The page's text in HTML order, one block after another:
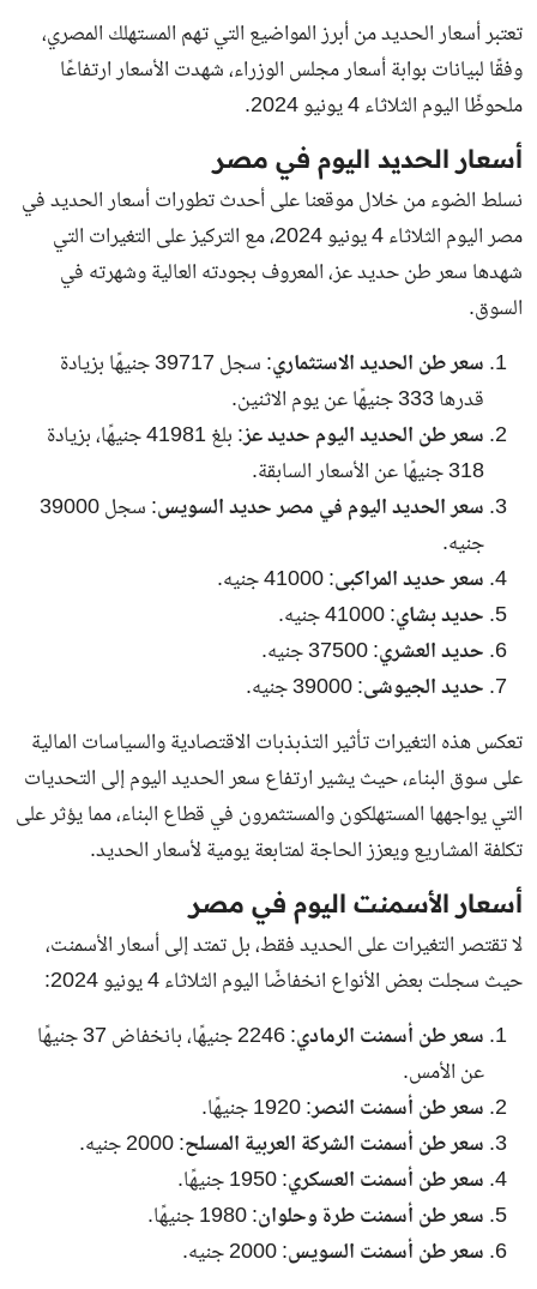
تعتبر أسعار الحديد من أبرز المواضيع التي تهم المستهلك المصري،
وفقًا لبيانات بوابة أسعار مجلس الوزراء، شهدت الأسعار ارتفاعًا
ملحوظًا اليوم الثلاثاء 4 يونيو 2024.
أسعار الحديد اليوم في مصر
نسلط الضوء من خلال موقعنا على أحدث تطوراتأسعار الحديد في
مصر اليوم
الثلاثاء 4 يونيو 2024، مع التركيز على التغيرات التي
شهدها سعر طن حديد عز، المعروف بجودته العالية وشهرته في
السوق.
سعر طن الحديد الاستثماري
: سجل 39717 جنيهًا بزيادة
قدرها 333 جنيهًا عن يوم الاثنين.
سعر طن الحديد اليوم حديد عز
: بلغ 41981 جنيهًا، بزيادة
318 جنيهًا عن الأسعار السابقة.
سعر الحديد اليوم في مصر حديد السويس
: سجل 39000
جنيه.
سعر حديد المراكبى: 41000 جنيه.
حديد بشاي: 41000 جنيه.
حديد العشري: 37500 جنيه.
حديد الجيوشى: 39000 جنيه.
تعكس هذه التغيرات تأثير التذبذبات الاقتصادية والسياسات المالية
على سوق البناء، حيث يشير ارتفاع سعر الحديد اليوم إلى التحديات
التي يواجهها المستهلكون والمستثمرون في قطاع البناء، مما يؤثر على
تكلفة المشاريع ويعزز الحاجة لمتابعة يومية لأسعار الحديد.
أسعار الأسمنت اليوم في مصر
لا تقتصر التغيرات على الحديد فقط، بل تمتد إلىأسعار الأسمنت،
حيث سجلت بعض الأنواع انخفاضًا اليوم الثلاثاء 4 يونيو 2024:
سعر طن أسمنت الرمادي
: 2246 جنيهًا، بانخفاض 37 جنيهًا
عن الأمس.
سعر طن أسمنت النصر: 1920 جنيهًا.
سعر طن أسمنت الشركة العربية المسلح: 2000 جنيه.
سعر طن أسمنت العسكري: 1950 جنيهًا.
سعر طن أسمنت طرة وحلوان: 1980 جنيهًا.
سعر طن أسمنت السويس: 2000 جنيه.